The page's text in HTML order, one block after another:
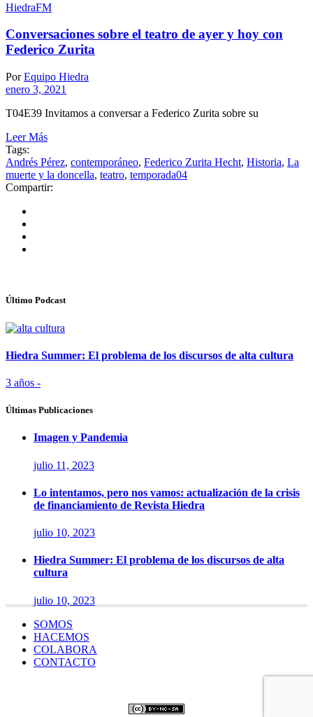
HiedraFM
Conversaciones sobre el teatro de ayer y hoy con
Federico Zurita
PorEquipo Hiedra
enero 3, 2021
T04E39 Invitamos a conversar a Federico Zurita sobre su
Leer Más
Tags:
Andrés Pérez, contemporáneo, Federico Zurita Hecht, Historia, La
muerte y la doncella, teatro, temporada04
Compartir:
Último Podcast
Hiedra Summer: El problema de los discursos de alta cultura
3 años -
Últimas Publicaciones
Imagen y Pandemia
julio 11, 2023
Lo intentamos, pero nos vamos: actualización de la crisis
de financiamiento de Revista Hiedra
julio 10, 2023
Hiedra Summer: El problema de los discursos de alta
cultura
julio 10, 2023
SOMOS
HACEMOS
COLABORA
CONTACTO